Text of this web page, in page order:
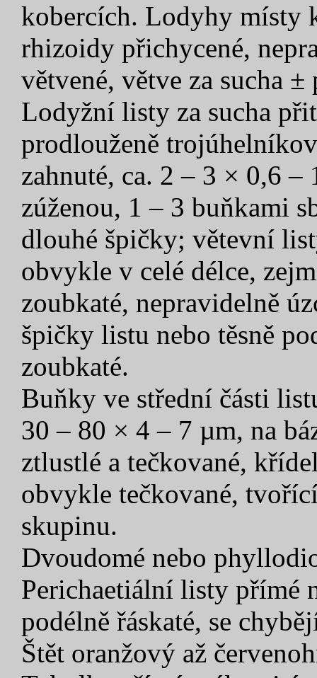
kobercích. Lodyhy místy
rhizoidy přichycené,
větvené, větve za sucha
Lodyžní listy za sucha
prodlouženě
zahnuté, ca. 2 – 3 × 0,6 –
zúženou, 1 – 3 buňkami
dlouhé špičky; větevní
obvykle v celé délce,
zoubkaté, nepravidelně
špičky listu nebo těsně
zoubkaté.
Buňky ve střední části
30 – 80 × 4 – 7 µm, na
ztlustlé a tečkované,
obvykle tečkované,
skupinu.
Dvoudomé nebo
Perichaetiální listy přímé
podélně řáskaté, se
Štět oranžový až